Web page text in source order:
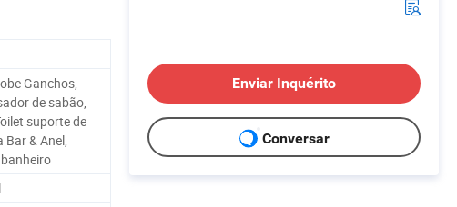
Ganchos,
de sabão,
suporte de
Bar & Anel,
Enviar Inquérito
Conversar